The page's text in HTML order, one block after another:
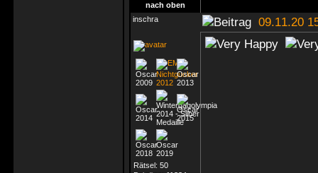
nach oben
inschra
09.11.20
Rätsel: 50